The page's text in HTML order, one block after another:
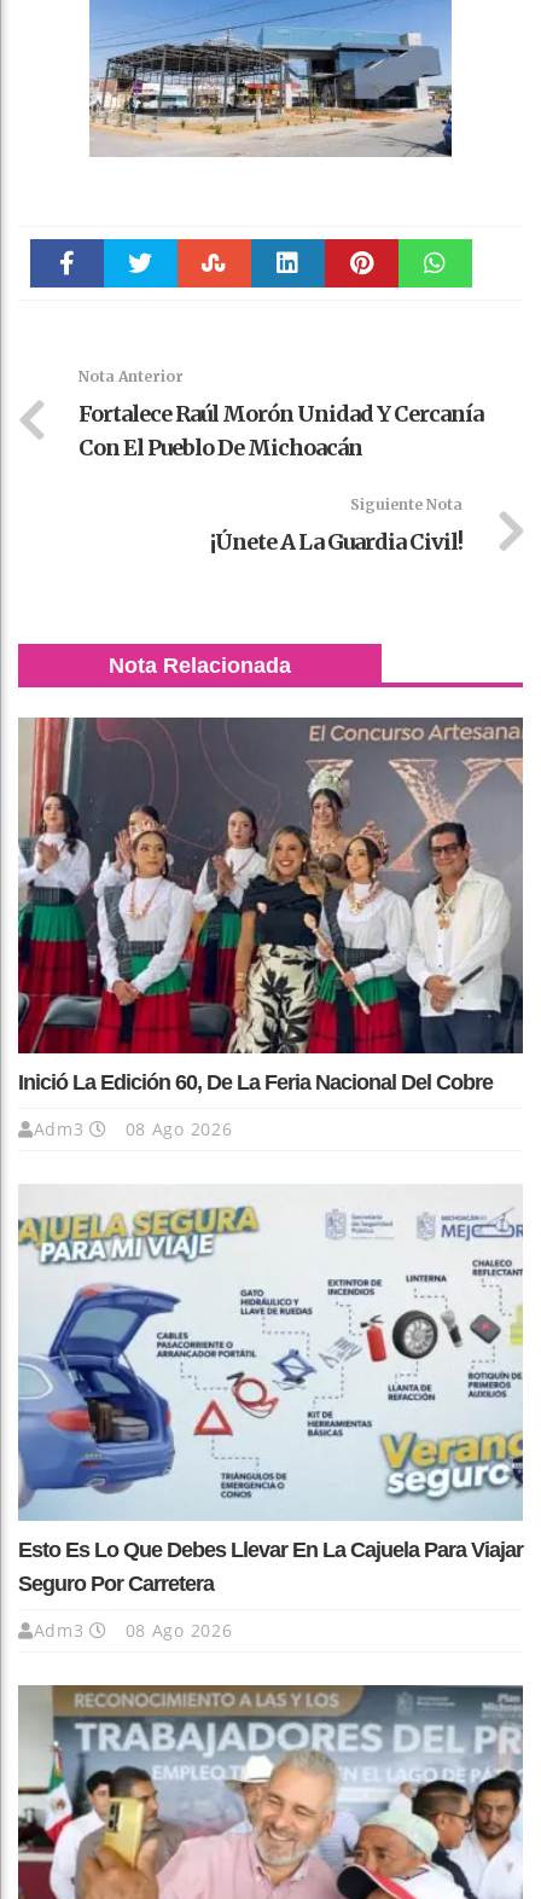
Nota Anterior
Fortalece Raúl Morón Unidad Y Cercanía
Con El Pueblo De Michoacán
Siguiente Nota
¡Únete A La Guardia Civil!
Nota Relacionada
Inició La Edición 60, De La Feria Nacional Del Cobre
Adm3 08 Ago 2026
Esto Es Lo Que Debes Llevar En La Cajuela Para Viajar
Seguro Por Carretera
Adm3 08 Ago 2026